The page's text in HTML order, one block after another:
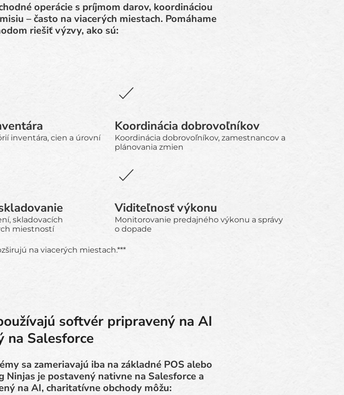
operácie s príjmom darov, koordináciou
– často na viacerých miestach. Pomáhame
riešiť výzvy, ako sú:
inventára, cien a úrovní
Koordinácia dobrovoľníkov
Koordinácia dobrovoľníkov, zamestnancov a
plánovania zmien
skladovacích
miestností
Viditeľnosť výkonu
Monitorovanie predajného výkonu a správy
o dopade
na viacerých miestach.***
softvér pripravený na AI
na Salesforce
sa zameriavajú iba na základné POS alebo
je postavený nativne na Salesforce a
na AI, charitatívne obchody môžu: